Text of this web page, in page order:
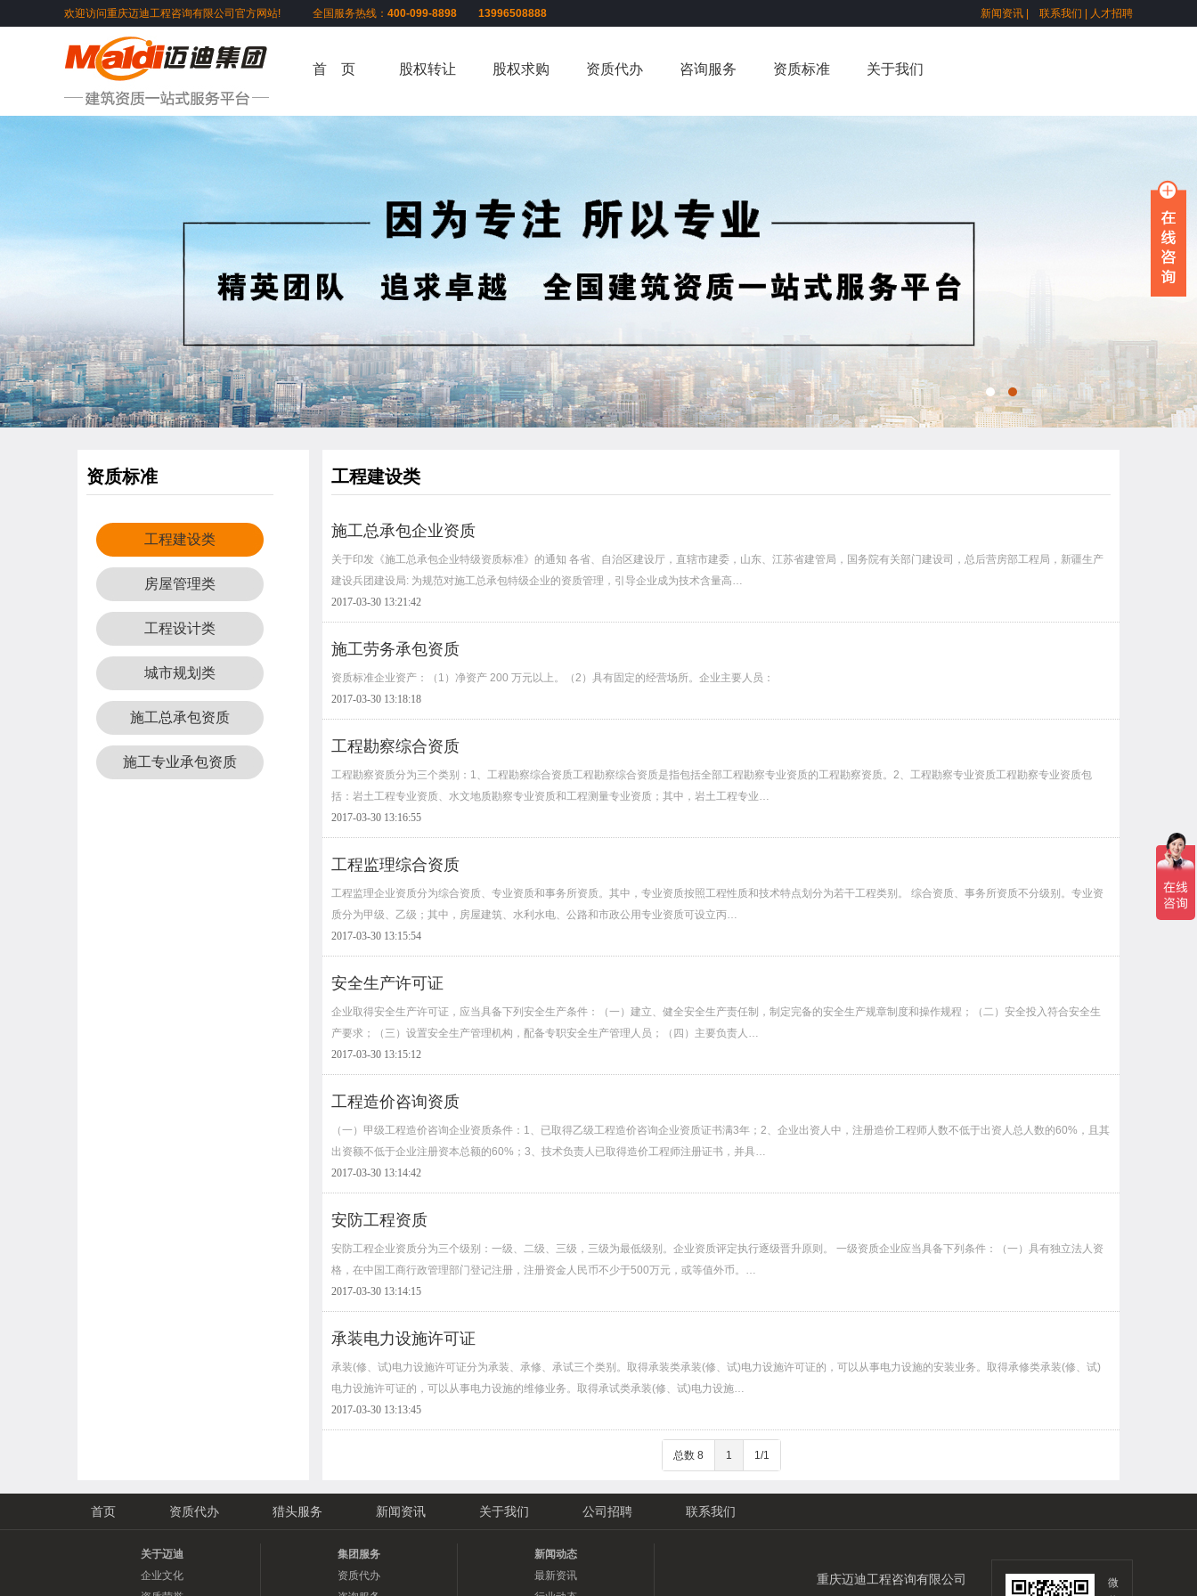
欢迎访问重庆迈迪工程咨询有限公司官方网站! 全国服务热线： 400-099-8898 13996508888 新闻资讯 联系我们 人才招聘
首 页 股权转让 股权求购 资质代办 咨询服务 资质标准 关于我们
资质标准
工程建设类
房屋管理类
工程设计类
城市规划类
施工总承包资质
施工专业承包资质
工程建设类
施工总承包企业资质
关于印发《施工总承包企业特级资质标准》的通知 各省、自治区建设厅，直辖市建委，山东、江苏省建管局，国务院有关部门建设司，总后营房部工程局，新疆生产
建设兵团建设局: 为规范对施工总承包特级企业的资质管理，引导企业成为技术含量高…
2017-03-30 13:21:42
施工劳务承包资质
资质标准企业资产：（1）净资产 200 万元以上。（2）具有固定的经营场所。企业主要人员：
2017-03-30 13:18:18
工程勘察综合资质
工程勘察资质分为三个类别：1、工程勘察综合资质工程勘察综合资质是指包括全部工程勘察专业资质的工程勘察资质。2、工程勘察专业资质工程勘察专业资质包
括：岩土工程专业资质、水文地质勘察专业资质和工程测量专业资质；其中，岩土工程专业…
2017-03-30 13:16:55
工程监理综合资质
工程监理企业资质分为综合资质、专业资质和事务所资质。其中，专业资质按照工程性质和技术特点划分为若干工程类别。 综合资质、事务所资质不分级别。专业资
质分为甲级、乙级；其中，房屋建筑、水利水电、公路和市政公用专业资质可设立丙…
2017-03-30 13:15:54
安全生产许可证
企业取得安全生产许可证，应当具备下列安全生产条件：（一）建立、健全安全生产责任制，制定完备的安全生产规章制度和操作规程；（二）安全投入符合安全生
产要求；（三）设置安全生产管理机构，配备专职安全生产管理人员；（四）主要负责人…
2017-03-30 13:15:12
工程造价咨询资质
（一）甲级工程造价咨询企业资质条件：1、已取得乙级工程造价咨询企业资质证书满3年；2、企业出资人中，注册造价工程师人数不低于出资人总人数的60%，且其
出资额不低于企业注册资本总额的60%；3、技术负责人已取得造价工程师注册证书，并具…
2017-03-30 13:14:42
安防工程资质
安防工程企业资质分为三个级别：一级、二级、三级，三级为最低级别。企业资质评定执行逐级晋升原则。 一级资质企业应当具备下列条件：（一）具有独立法人资
格，在中国工商行政管理部门登记注册，注册资金人民币不少于500万元，或等值外币。…
2017-03-30 13:14:15
承装电力设施许可证
承装(修、试)电力设施许可证分为承装、承修、承试三个类别。取得承装类承装(修、试)电力设施许可证的，可以从事电力设施的安装业务。取得承修类承装(修、试)
电力设施许可证的，可以从事电力设施的维修业务。取得承试类承装(修、试)电力设施…
2017-03-30 13:13:45
总数 8 1 1/1
首页 资质代办 猎头服务 新闻资讯 关于我们 公司招聘 联系我们
关于迈迪
企业文化
集团服务
资质代办
新闻动态
最新资讯
重庆迈迪工程咨询有限公司
微